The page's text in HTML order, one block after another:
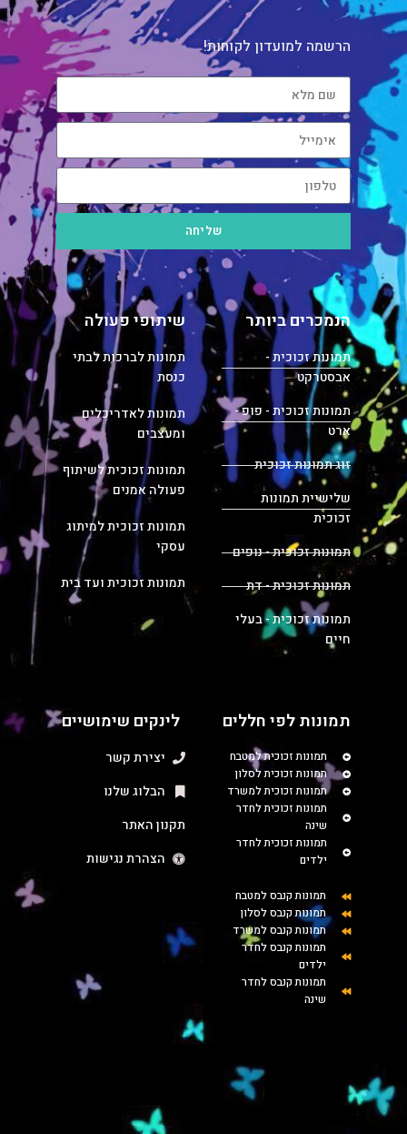
הרשמה למועדון לקוחות!
שליחה
הנמכרים ביותר
תמונות זכוכית -
אבסטרקט
תמונות זכוכית - פופ -
ארט
זוג תמונות זכוכית
שלישיית תמונות
זכוכית
תמונות זכוכית - נופים
תמונות זכוכית - דת
תמונות זכוכית - בעלי
חיים
שיתופי פעולה
תמונות לברכות לבתי
כנסת
תמונות לאדריכלים
ומעצבים
תמונות זכוכית לשיתוף
פעולה אמנים
תמונות זכוכית למיתוג
עסקי
תמונות זכוכית ועד בית
תמונות לפי חללים
תמונות זכוכית למטבח
תמונות זכוכית לסלון
תמונות זכוכית למשרד
תמונות זכוכית לחדר
שינה
תמונות זכוכית לחדר
ילדים
תמונות קנבס למטבח
תמונות קנבס לסלון
תמונות קנבס למשרד
תמונות קנבס לחדר
ילדים
תמונות קנבס לחדר
שינה
לינקים שימושיים
יצירת קשר
הבלוג שלנו
תקנון האתר
הצהרת נגישות